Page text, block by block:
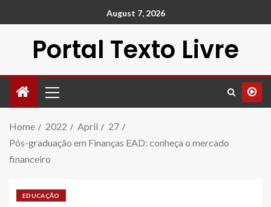
August 7, 2026
Portal Texto Livre
Home 2022 April
27
Pós-graduação em Finanças EAD: conheça o mercado
financeiro
EDUCAÇÃO